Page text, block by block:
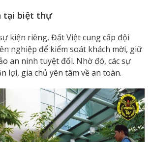
tại biệt thự
kiện riêng, Đất Việt cung cấp đội
nghiệp để kiểm soát khách mời, giữ
an ninh tuyệt đối. Nhờ đó, các sự
lợi, gia chủ yên tâm về an toàn.